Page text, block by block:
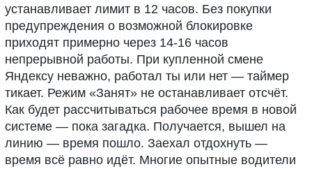
устанавливает лимит в 12 часов. Без покупки
предупреждения о возможной блокировке
приходят примерно через 14-16 часов
непрерывной работы. При купленной смене
Яндексу неважно, работал ты или нет — таймер
тикает. Режим «Занят» не останавливает отсчёт.
Как будет рассчитываться рабочее время в новой
системе — пока загадка. Получается, вышел на
линию — время пошло. Заехал отдохнуть —
время всё равно идёт. Многие опытные водители